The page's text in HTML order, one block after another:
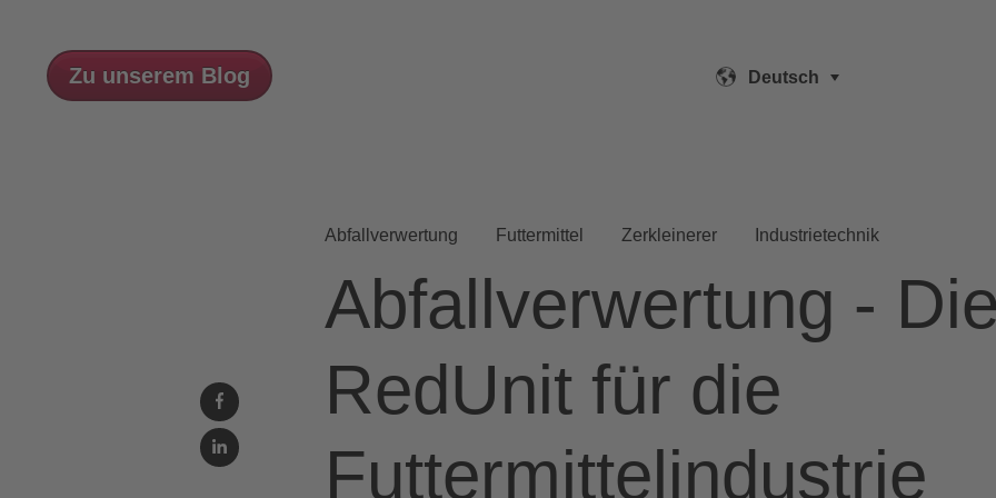
Zu unserem Blog Deutsch
Abfallverwertung Futtermittel Zerkleinerer Industrietechnik
Abfallverwertung -
RedUnit für die
Futtermittelindustrie